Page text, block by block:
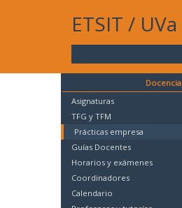
ETSIT / UVa
Docencia
Asignaturas
TFG y TFM
Prácticas empresa
Guías Docentes
Horarios y exámenes
Coordinadores
Calendario